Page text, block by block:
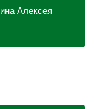
Алексея